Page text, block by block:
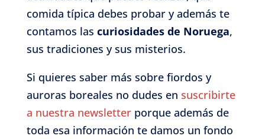
comida típica debes probar y además te
contamos las curiosidades de Noruega,
sus tradiciones y sus misterios.
Si quieres saber más sobre fiordos y
auroras boreales no dudes en suscribirte
a nuestra newsletterporque además de
toda esa información te damos un fondo